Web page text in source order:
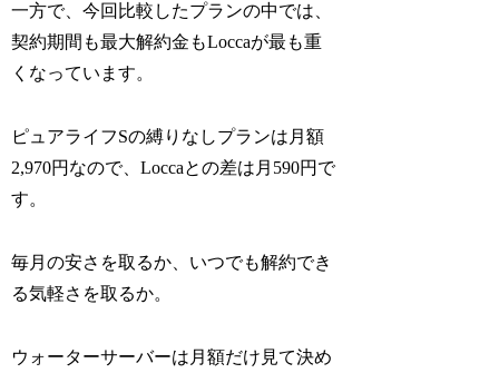
一方で、今回比較したプランの中では、
契約期間も最大解約金もLoccaが最も重
くなっています。
ピュアライフSの縛りなしプランは月額
2,970円なので、Loccaとの差は月590円で
す。
毎月の安さを取るか、いつでも解約でき
る気軽さを取るか。
ウォーターサーバーは月額だけ見て決め